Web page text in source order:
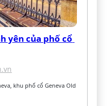
yên của phố cổ
khu phố cổ Geneva Old